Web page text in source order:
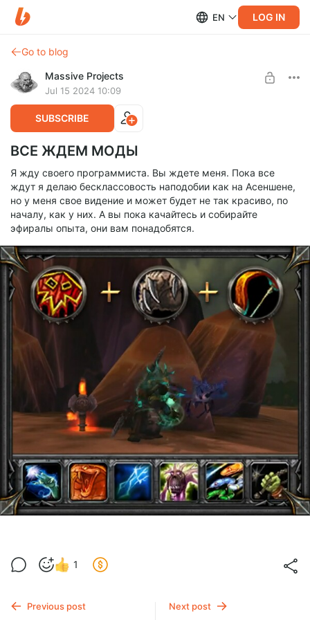
EN LOG IN
Go to blog
Massive Projects
Jul 15 2024 10:09
SUBSCRIBE
ВСЕ ЖДЕМ МОДЫ
Я жду своего программиста. Вы ждете меня. Пока все
ждут я делаю бесклассовость наподобии как на Асеншене,
но у меня свое видение и может будет не так красиво, по
началу, как у них. А вы пока качайтесь и собирайте
эфиралы опыта, они вам понадобятся.
1
Previous post
Next post